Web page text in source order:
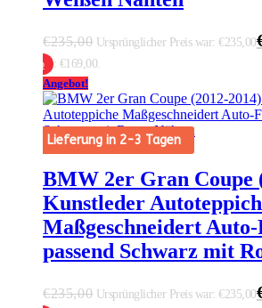
€235,00 Ursprünglicher Preis war: €235,00
ist: €169,00.
Angebot!
Lieferung in 2-3 Tagen
BMW 2er Gran Coupe
Kunstleder
Maßgeschneidert
passend Schwarz mit
€235,00 Ursprünglicher Preis war: €235,00